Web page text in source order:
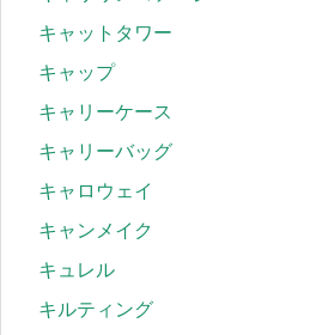
キャットタワー
キャップ
キャリーケース
キャリーバッグ
キャロウェイ
キャンメイク
キュレル
キルティング